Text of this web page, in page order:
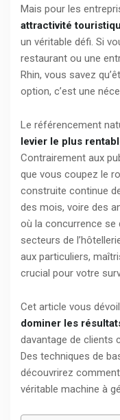
Mais pour les
attractivité
un véritable défi. Si
restaurant ou une
Rhin, vous savez
option, c’est une
Le référencement
levier le plus
Contrairement aux
que vous coupez le
construite continue
des mois, voire des
où la concurrence se
secteurs de
aux particuliers,
crucial pour votre
Cet article vous
dominer les
davantage de clients
Des techniques de
découvrirez
véritable machine à